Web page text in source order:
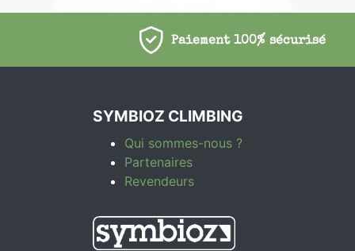
Paiement 100% sécurisé
SYMBIOZ CLIMBING
Qui sommes-nous ?
Partenaires
Revendeurs